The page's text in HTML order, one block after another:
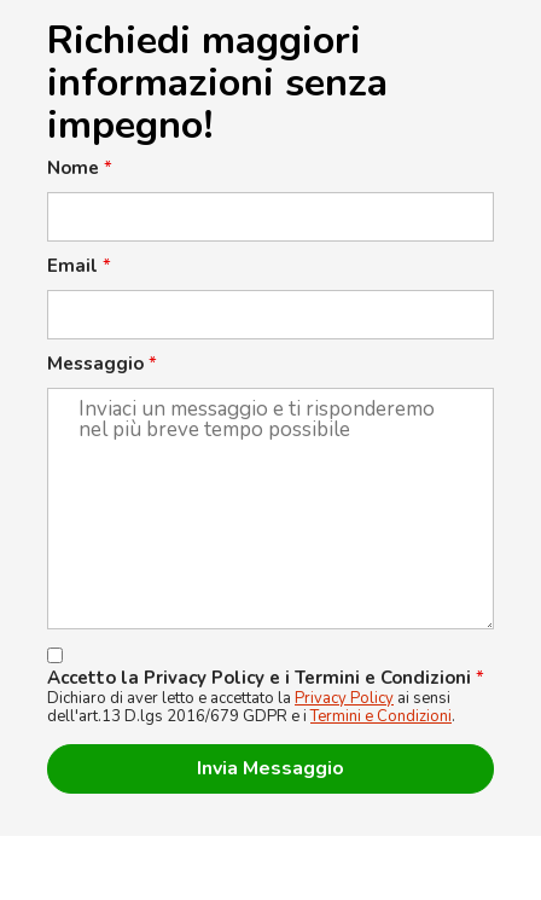
Richiedi maggiori
informazioni senza
impegno!
Nome *
Email *
Messaggio *
Accetto la Privacy Policy e i Termini e Condizioni *
Dichiaro di aver letto e accettato la Privacy Policy ai sensi
dell'art.13 D.lgs 2016/679 GDPR e iTermini e Condizioni.